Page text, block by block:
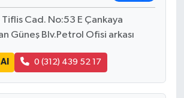
Cad. No:53 E Çankaya
Güneş Blv.Petrol Ofisi arkası
0 (312) 439 52 17